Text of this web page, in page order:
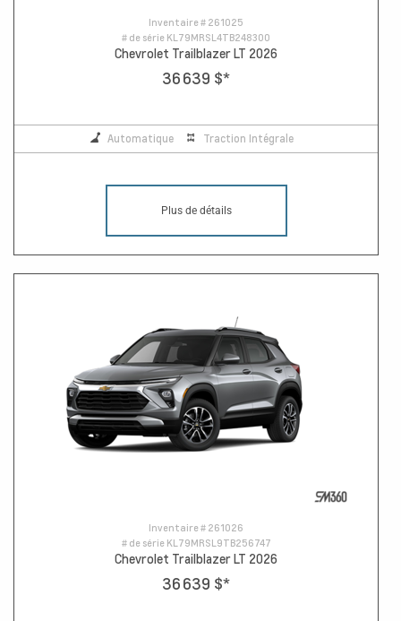
Inventaire # 261025
# de série KL79MRSL4TB248300
Chevrolet Trailblazer LT 2026
36 639 $*
Automatique Traction Intégrale
Plus de détails
Inventaire # 261026
# de série KL79MRSL9TB256747
Chevrolet Trailblazer LT 2026
36 639 $*